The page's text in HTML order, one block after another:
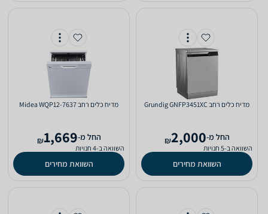
מדיח כלים ‏רחב Grundig GNFP3451XC
‫החל מ-2,000
₪
השוואה ב-5 חנויות
השוואת מחירים
מדיח כלים ‏רחב Midea WQP12-7637
‫החל מ-1,669
₪
השוואה ב-4 חנויות
השוואת מחירים